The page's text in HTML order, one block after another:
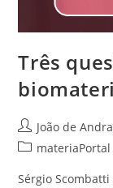
Três
João de
materiaPortal
Sérgio